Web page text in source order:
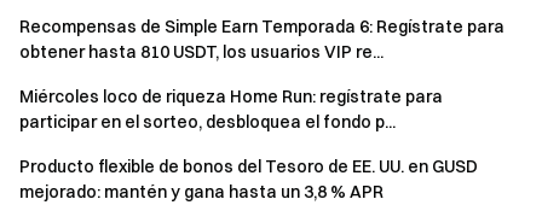
distribución de intereses, consulta la página de
suscripción del producto.
Los usuarios de la aplicación deben actualizar a la
versión 7.24.0 o posterior para participar.
Depósito neto = importe total de depósitos – importe
total de retiros. No se incluyen las transferencias
Recompensas de Simple Earn Temporada 6: Regístrate para
obtener hasta 810 USDT, los usuarios VIP re...
Miércoles loco de riqueza Home Run: regístrate para
participar en el sorteo, desbloquea el fondo p...
Producto flexible de bonos del Tesoro de EE. UU. en GUSD
mejorado: mantén y gana hasta un 3,8 % APR